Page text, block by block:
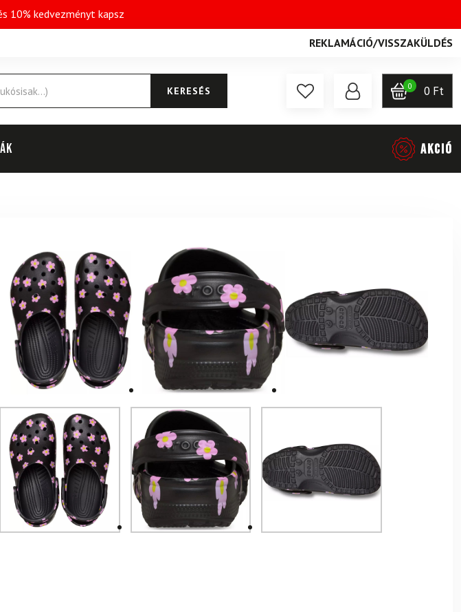
10% kedvezményt kapsz
REKLAMÁCIÓ/VISSZAKÜLDÉS
KERESÉS 0 0 Ft
AKCIÓ